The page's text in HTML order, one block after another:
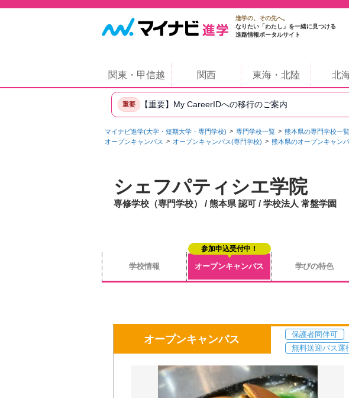
進学の、その先へ。
なりたい「わたし」を一緒に見つける
進路情報ポータルサイト
関東・甲信越 関西 東海・北陸 北
重要 【重要】My CareerIDへの移行のご案内
マイナビ進学(大学・短期大学・専門学校) 専門学校一覧 熊本県の専門学校一覧
オープンキャンパス
オープンキャンパス(専門学校) 熊本県のオープンキャン
シェフパティシエ学院
専修学校（専門学校） / 熊本県 認可 / 学校法人 常盤学園
学校情報 オープンキャンパス
参加申込受付中！
学びの特色
オープンキャンパス 保護者同伴可
無料送迎バス運